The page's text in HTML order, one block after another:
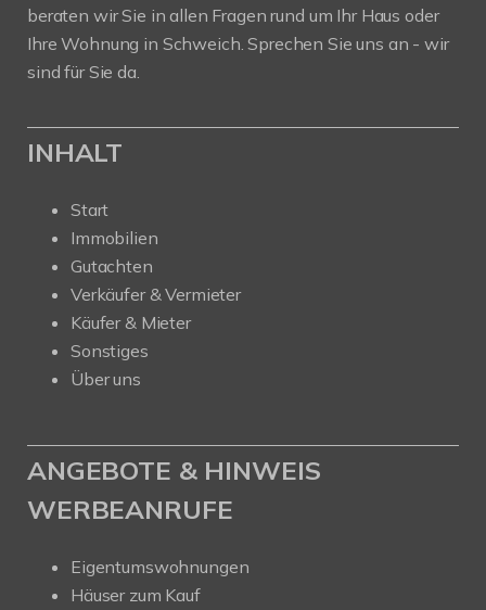
beraten wir Sie in allen Fragen rund um Ihr Haus oder
Ihre Wohnung in Schweich. Sprechen Sie uns an - wir
sind für Sie da.
INHALT
Start
Immobilien
Gutachten
Verkäufer & Vermieter
Käufer & Mieter
Sonstiges
Über uns
ANGEBOTE & HINWEIS
WERBEANRUFE
Eigentumswohnungen
Häuser zum Kauf